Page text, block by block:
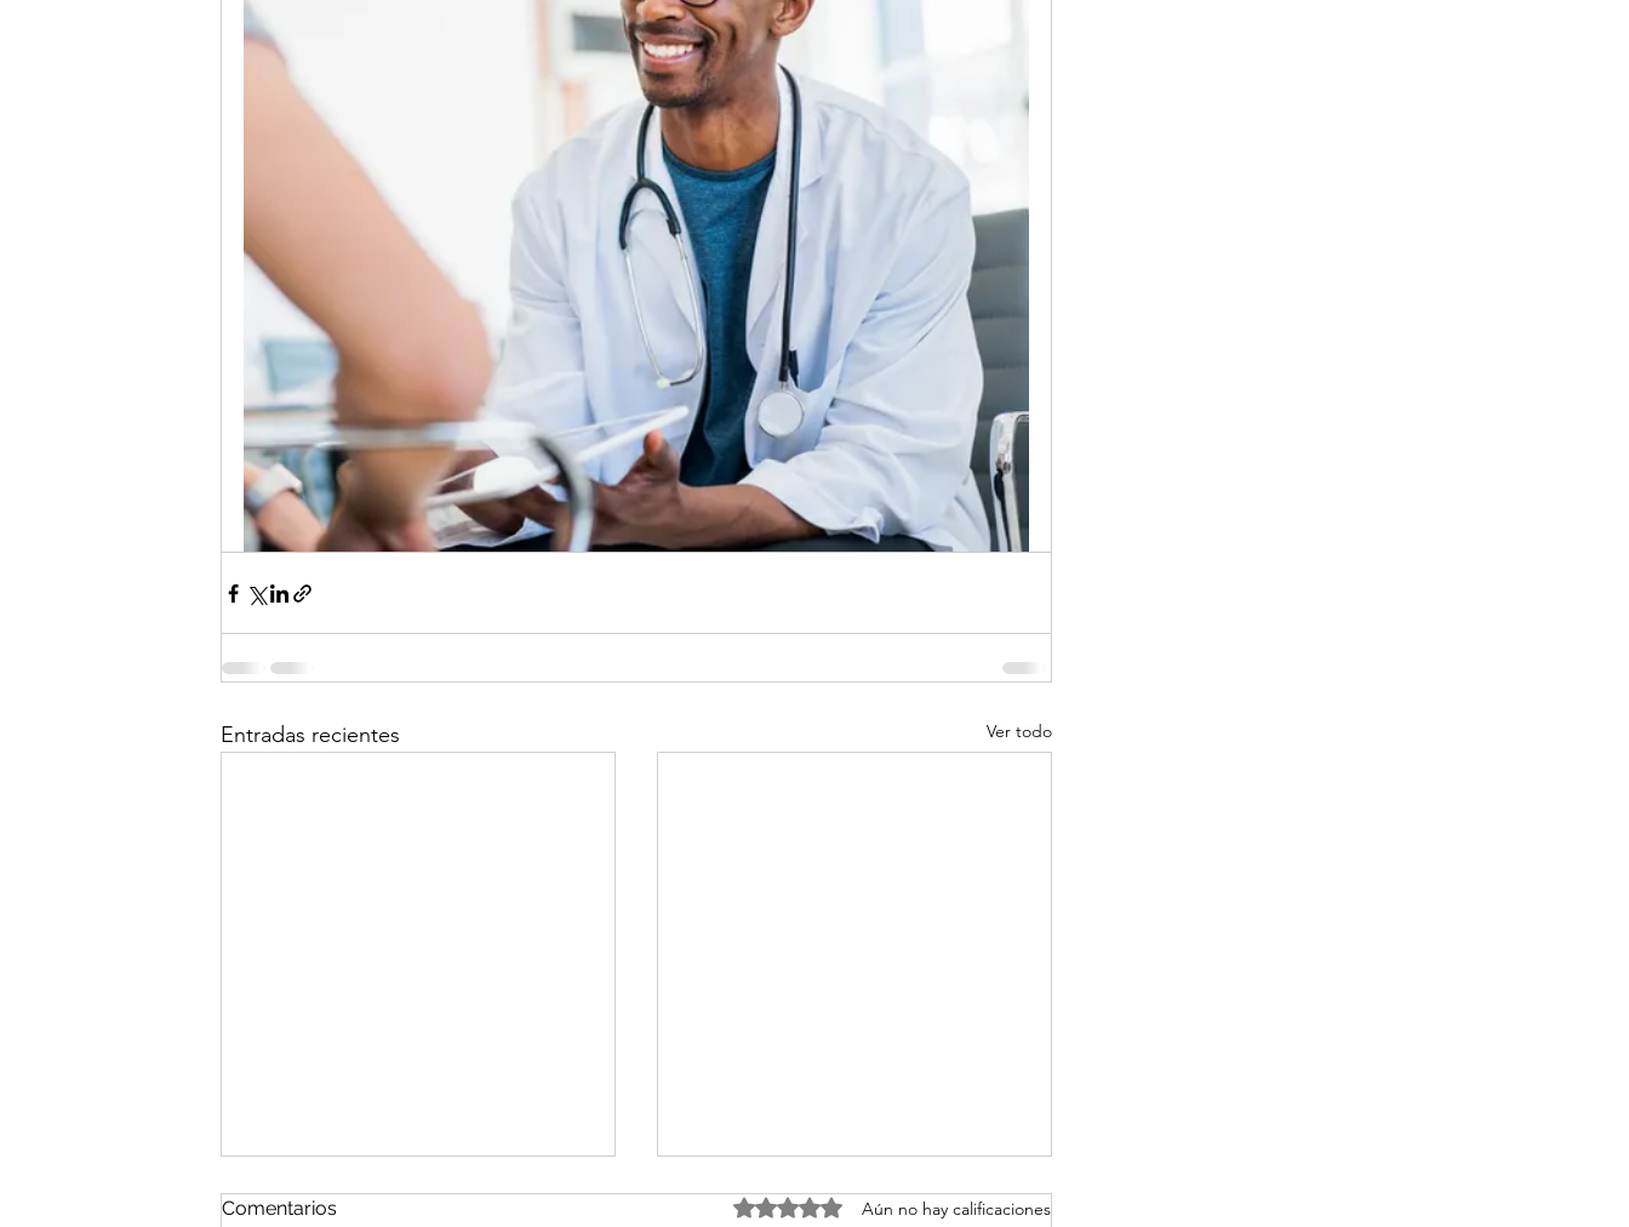
Entradas recientes Ver todo
Síndrome Antifosfolípido
Comentarios Obtuvo 0 de 5 estrellas.
Aún no hay calificaciones